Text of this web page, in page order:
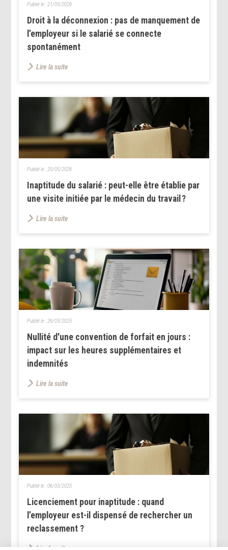
Droit à la déconnexion : pas de manquement de
l’employeur si le salarié se connecte
spontanément
Publié le : 21/05/2026
Lire la suite
Inaptitude du salarié : peut-elle être établie par
une visite initiée par le médecin du travail ?
Publié le : 20/05/2026
Lire la suite
Nullité d'une convention de forfait en jours :
impact sur les heures supplémentaires et
indemnités
Publié le : 26/03/2025
Lire la suite
Licenciement pour inaptitude : quand
l’employeur est-il dispensé de rechercher un
reclassement ?
Publié le :06/03/2025
Lire la suite